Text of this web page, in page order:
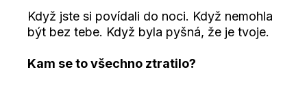
Když jste si povídali do noci. Když nemohla
být bez tebe. Když byla pyšná, že je tvoje.
Kam se to všechno ztratilo?